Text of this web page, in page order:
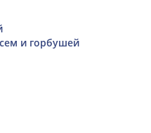
и горбушей